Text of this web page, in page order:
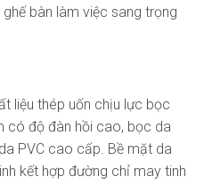
bàn làm việc sang trọng
liệu thép uốn chịu lực bọc
có độ đàn hồi cao, bọc da
PVC cao cấp. Bề mặt da
kết hợp đường chỉ may tinh